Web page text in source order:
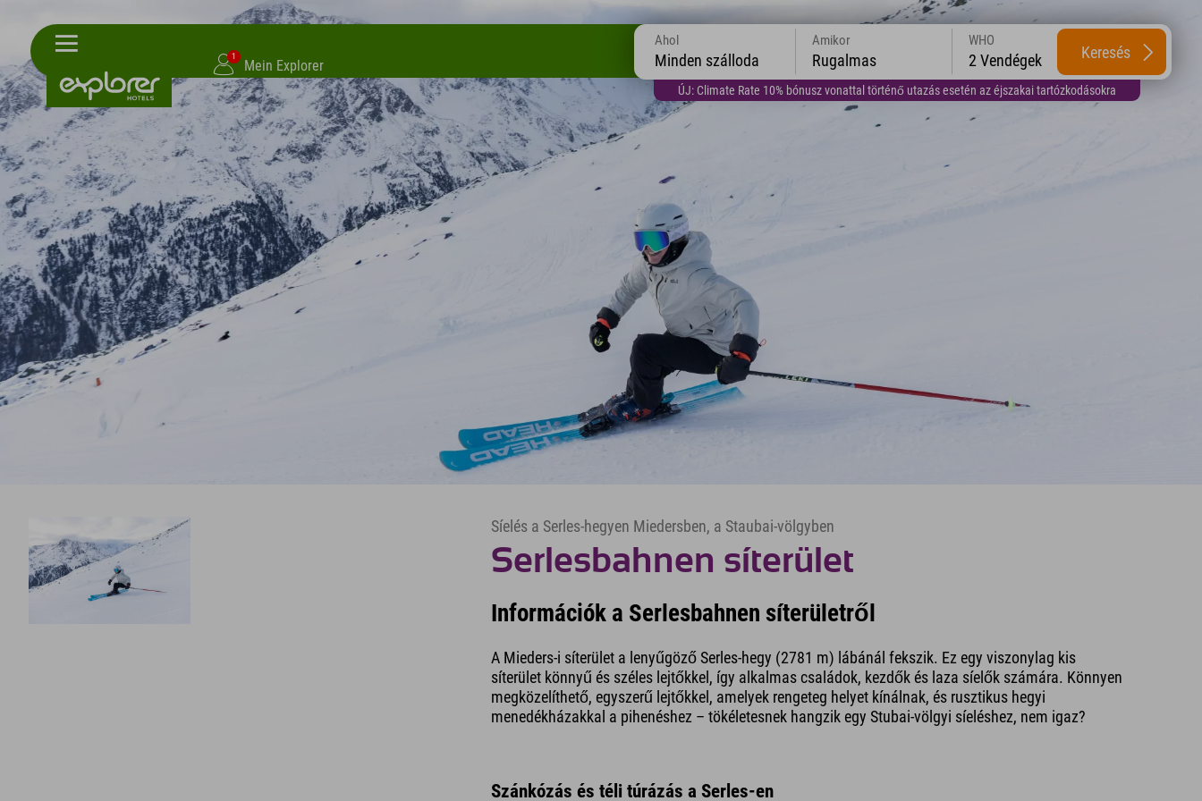
1
Mein Explorer
ÚJ: Climate Rate 10% bónusz vonattal történő utazás esetén az éjszakai tartózkodásokra
Ahol
Minden szálloda
Amikor
Rugalmas
WHO
2 Vendégek Keresés
Síelés a Serles-hegyen Miedersben, a Staubai-völgyben
Serlesbahnen síterület
Információk a Serlesbahnen síterületről
A Mieders-i síterület a lenyűgöző Serles-hegy (2781 m) lábánál fekszik. Ez egy viszonylag kis
síterület könnyű és széles lejtőkkel, így alkalmas családok, kezdők és laza síelők számára. Könnyen
megközelíthető, egyszerű lejtőkkel, amelyek rengeteg helyet kínálnak, és rusztikus hegyi
menedékházakkal a pihenéshez – tökéletesnek hangzik egy Stubai-völgyi síeléshez, nem igaz?
Szánkózás és téli túrázás a Serles-en